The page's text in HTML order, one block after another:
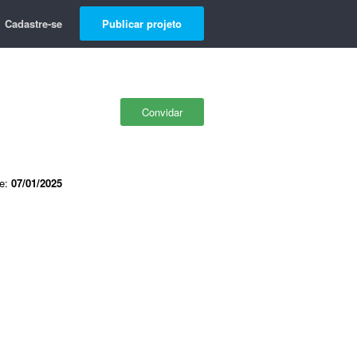
Cadastre-se Publicar projeto
Convidar
07/01/2025